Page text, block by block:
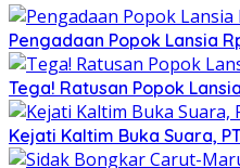
Pengadaan Popok Lansia
Tega! Ratusan Popok
Kejati Kaltim Buka Suara,